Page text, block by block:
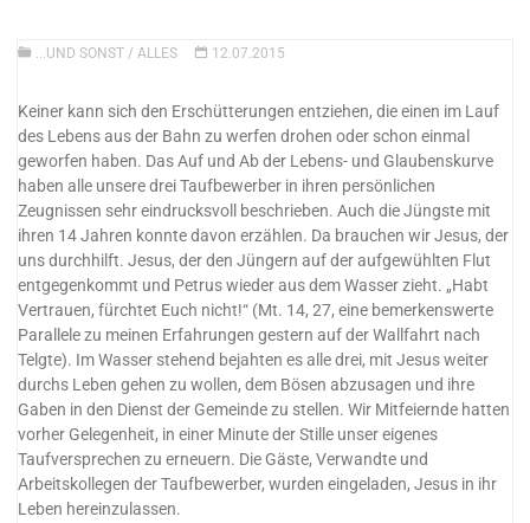
...UND SONST / ALLES 12.07.2015
Keiner kann sich den Erschütterungen entziehen, die einen im Lauf
des Lebens aus der Bahn zu werfen drohen oder schon einmal
geworfen haben. Das Auf und Ab der Lebens- und Glaubenskurve
haben alle unsere drei Taufbewerber in ihren persönlichen
Zeugnissen sehr eindrucksvoll beschrieben. Auch die Jüngste mit
ihren 14 Jahren konnte davon erzählen. Da brauchen wir Jesus, der
uns durchhilft. Jesus, der den Jüngern auf der aufgewühlten Flut
entgegenkommt und Petrus wieder aus dem Wasser zieht. „Habt
Vertrauen, fürchtet Euch nicht!“ (Mt. 14, 27, eine bemerkenswerte
Parallele zu meinen Erfahrungen gestern auf der Wallfahrt nach
Telgte). Im Wasser stehend bejahten es alle drei, mit Jesus weiter
durchs Leben gehen zu wollen, dem Bösen abzusagen und ihre
Gaben in den Dienst der Gemeinde zu stellen. Wir Mitfeiernde hatten
vorher Gelegenheit, in einer Minute der Stille unser eigenes
Taufversprechen zu erneuern. Die Gäste, Verwandte und
Arbeitskollegen der Taufbewerber, wurden eingeladen, Jesus in ihr
Leben hereinzulassen.